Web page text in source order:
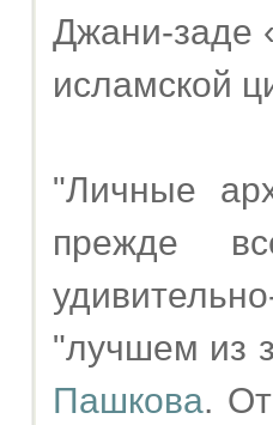
Джани-заде
исламской
"Личные
прежде
"лучшем из
Пашкова.